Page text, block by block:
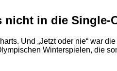
nicht in die Single-
Und „Jetzt oder nie“ war
Winterspielen, die